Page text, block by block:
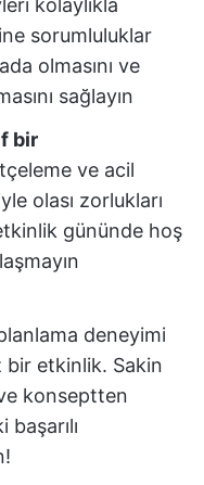
kolaylıkla
sorumluluklar
olmasını ve
sağlayın
bir
ve acil
olası zorlukları
gününde hoş
deneyimi
bir etkinlik. Sakin
konseptten